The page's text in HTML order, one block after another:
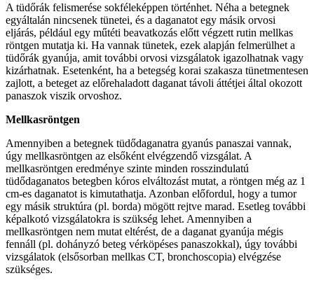
A tüdőrák felismerése sokféleképpen történhet. Néha a betegnek
egyáltalán nincsenek tünetei, és a daganatot egy másik orvosi
eljárás, például egy műtéti beavatkozás előtt végzett rutin mellkas
röntgen mutatja ki. Ha vannak tünetek, ezek alapján felmerülhet a
tüdőrák gyanúja, amit további orvosi vizsgálatok igazolhatnak vagy
kizárhatnak. Esetenként, ha a betegség korai szakasza tünetmentesen
zajlott, a beteget az előrehaladott daganat távoli áttétjei által okozott
panaszok viszik orvoshoz.
Mellkasröntgen
Amennyiben a betegnek tüdődaganatra gyanús panaszai vannak,
úgy mellkasröntgen az elsőként elvégzendő vizsgálat. A
mellkasröntgen eredménye szinte minden rosszindulatú
tüdődaganatos betegben kóros elváltozást mutat, a röntgen még az 1
cm-es daganatot is kimutathatja. Azonban előfordul, hogy a tumor
egy másik struktúra (pl. borda) mögött rejtve marad. Esetleg további
képalkotó vizsgálatokra is szükség lehet. Amennyiben a
mellkasröntgen nem mutat eltérést, de a daganat gyanúja mégis
fennáll (pl. dohányzó beteg vérköpéses panaszokkal), úgy további
vizsgálatok (elsősorban mellkas CT, bronchoscopia) elvégzése
szükséges.